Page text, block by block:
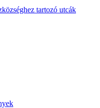
tartozó utcák